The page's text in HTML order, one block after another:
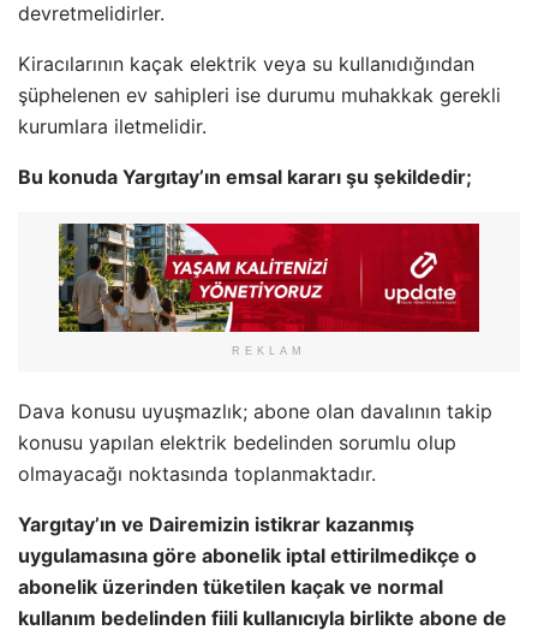
devretmelidirler.
Kiracılarının kaçak elektrik veya su kullanıdığından
şüphelenen ev sahipleri ise durumu muhakkak gerekli
kurumlara iletmelidir.
Bu konuda Yargıtay’ın emsal kararı şu şekildedir;
REKLAM
Dava konusu uyuşmazlık; abone olan davalının takip
konusu yapılan elektrik bedelinden sorumlu olup
olmayacağı noktasında toplanmaktadır.
Yargıtay’ın ve Dairemizin istikrar kazanmış
uygulamasına göre abonelik iptal ettirilmedikçe o
abonelik üzerinden tüketilen kaçak ve normal
kullanım bedelinden fiili kullanıcıyla birlikte abone de